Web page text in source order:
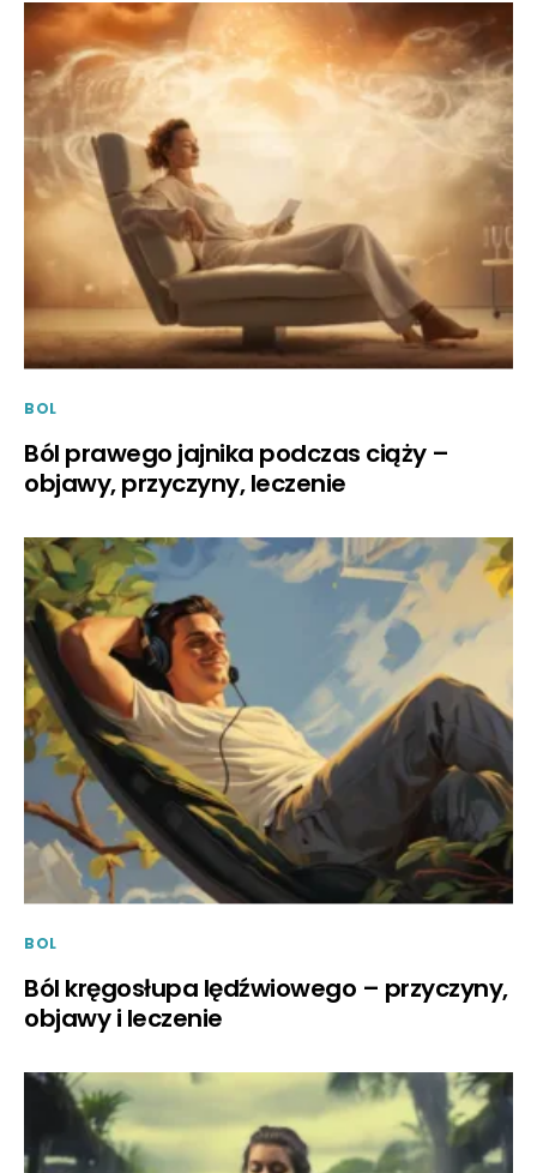
BOL
Ból prawego jajnika podczas ciąży –
objawy, przyczyny, leczenie
BOL
Ból kręgosłupa lędźwiowego – przyczyny,
objawy i leczenie